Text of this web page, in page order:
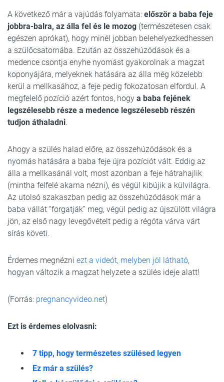
A következő már a vajúdás folyamata: először a baba feje
jobbra-balra, az álla fel és le mozog (természetesen csak
egészen aprókat), hogy minél jobban belehelyezkedhessen
a szülőcsatornába. Ezután az összehúzódások és a
medence csontja enyhe nyomást gyakorolnak a magzat
koponyájára, melyeknek hatására az álla még közelebb
kerül a mellkasához, a feje pedig fokozatosan elfordul. A
megfelelő pozíció azért fontos, hogy a baba fejének
legszélesebb része a medence legszélesebb részén
tudjon áthaladni.
Ahogy a szülés halad előre, az összehúzódások és a
nyomás hatására a baba feje újra pozíciót vált. Eddig az
álla a mellkasánál volt, most azonban a feje hátrahajlik
(mintha felfelé akarna nézni), és végül kibújik a külvilágra.
Az utolsó szakaszban pedig az összehúzódások már a
baba vállát “forgatják” meg, végül pedig az újszülött világra
jön, az első nagy levegővételt pedig a régóta várva várt
sírás követi.
Érdemes megnézni ezt a videót, melyben jól látható,
hogyan változik a magzat helyzete a szülés ideje alatt!
(Forrás: pregnancyvideo.net)
Ezt is érdemes elolvasni:
7 tipp, hogy természetes szülésed legyen
Ez már a szülés?